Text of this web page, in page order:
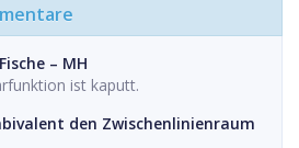
– MH
ist kaputt.
den Zwischenlinienraum